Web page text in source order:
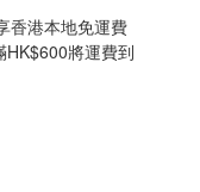
香港本地免運費
HK$600將運費到